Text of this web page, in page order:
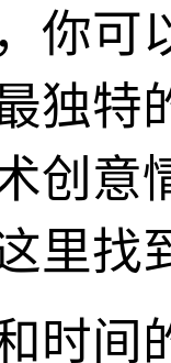
你可
独特
创意
里找
时间